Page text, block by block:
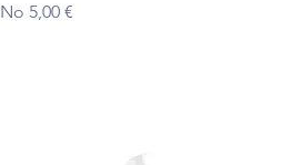
No 5,00 €
Izpārdošanas cena